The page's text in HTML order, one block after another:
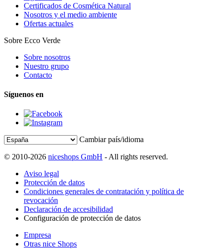
Certificados de Cosmética Natural
Nosotros y el medio ambiente
Ofertas actuales
Sobre Ecco Verde
Sobre nosotros
Nuestro grupo
Contacto
Síguenos en
Cambiar país/idioma
© 2010-2026 niceshops GmbH - All rights reserved.
Aviso legal
Protección de datos
Condiciones generales de contratación y política de
revocación
Declaración de accesibilidad
Configuración de protección de datos
Empresa
Otras nice Shops